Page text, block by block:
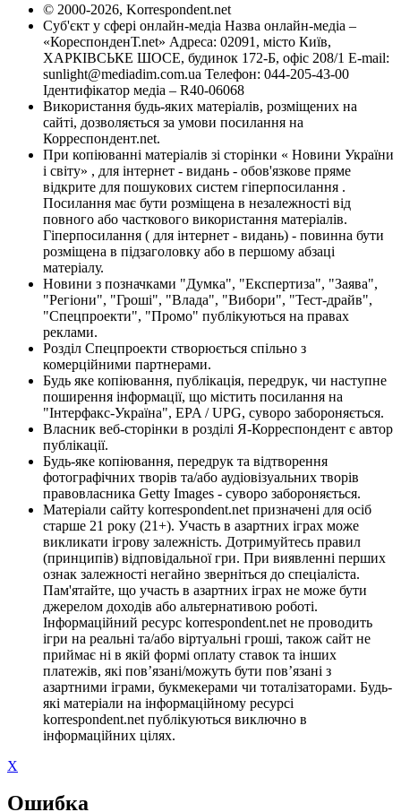
© 2000-2026, Korrespondent.net
Суб'єкт у сфері онлайн-медіа Назва онлайн-медіа –
«КореспонденТ.net» Адреса: 02091, місто Київ,
ХАРКІВСЬКЕ ШОСЕ, будинок 172-Б, офіс 208/1 E-mail:
sunlight@mediadim.com.ua Телефон: 044-205-43-00
Ідентифікатор медіа – R40-06068
Використання будь-яких матеріалів, розміщених на
сайті, дозволяється за умови посилання на
Корреспондент.net.
При копіюванні матеріалів зі сторінки « Новини України
і світу» , для інтернет - видань - обов'язкове пряме
відкрите для пошукових систем гіперпосилання .
Посилання має бути розміщена в незалежності від
повного або часткового використання матеріалів.
Гіперпосилання ( для інтернет - видань) - повинна бути
розміщена в підзаголовку або в першому абзаці
матеріалу.
Новини з позначками "Думка", "Експертиза", "Заява",
"Регіони", "Гроші", "Влада", "Вибори", "Тест-драйв",
"Спецпроекти", "Промо" публікуються на правах
реклами.
Розділ Спецпроекти створюється спільно з
комерційними партнерами.
Будь яке копіювання, публікація, передрук, чи наступне
поширення інформації, що містить посилання на
"Інтерфакс-Україна", EPA / UPG, суворо забороняється.
Власник веб-сторінки в розділі Я-Корреспондент є автор
публікації.
Будь-яке копіювання, передрук та відтворення
фотографічних творів та/або аудіовізуальних творів
правовласника Getty Images - суворо забороняється.
Матеріали сайту korrespondent.net призначені для осіб
старше 21 року (21+). Участь в азартних іграх може
викликати ігрову залежність. Дотримуйтесь правил
(принципів) відповідальної гри. При виявленні перших
ознак залежності негайно зверніться до спеціаліста.
Пам'ятайте, що участь в азартних іграх не може бути
джерелом доходів або альтернативою роботі.
Інформаційний ресурс korrespondent.net не проводить
ігри на реальні та/або віртуальні гроші, також сайт не
приймає ні в якій формі оплату ставок та інших
платежів, які пов’язані/можуть бути пов’язані з
азартними іграми, букмекерами чи тоталізаторами. Будь-
які матеріали на інформаційному ресурсі
korrespondent.net публікуються виключно в
інформаційних цілях.
X
Ошибка